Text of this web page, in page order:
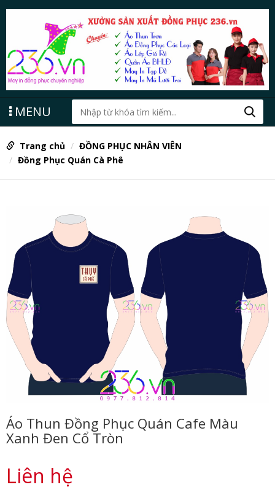
MENU
Trang chủ
ĐỒNG PHỤC NHÂN VIÊN
Đồng Phục Quán Cà Phê
Áo Thun Đồng Phục Quán Cafe Màu
Xanh Đen Cổ Tròn
Liên hệ